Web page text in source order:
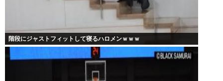
階段にジャストフィットして寝るハロメンｗｗｗ